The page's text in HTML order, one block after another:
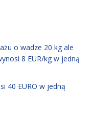
o wadze 20 kg ale
8 EUR/kg w jedną
40 EURO w jedną